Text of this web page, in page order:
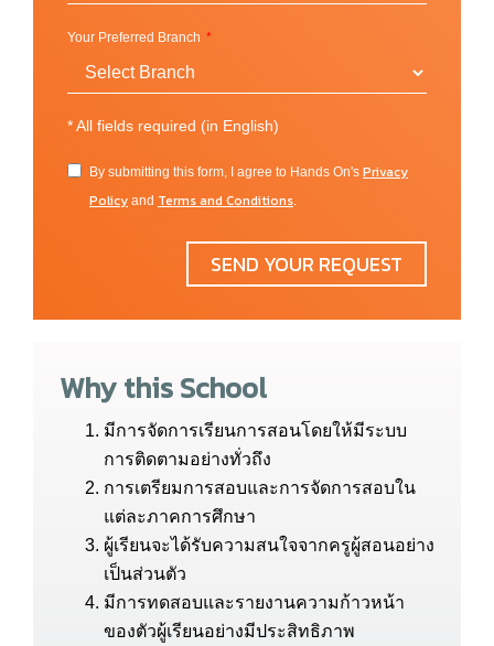
Your Preferred Branch
*All fields required (in English)
By submitting this form, I agree to Hands On's Privacy
Policy and Terms and Conditions.
SEND YOUR REQUEST
Why this School
มีการจัดการเรียนการสอนโดยให้มีระบบ
การติดตามอย่างทั่วถึง
การเตรียมการสอบและการจัดการสอบใน
แต่ละภาคการศึกษา
ผู้เรียนจะได้รับความสนใจจากครูผู้สอนอย่าง
เป็นส่วนตัว
มีการทดสอบและรายงานความก้าวหน้า
ของตัวผู้เรียนอย่างมีประสิทธิภาพ